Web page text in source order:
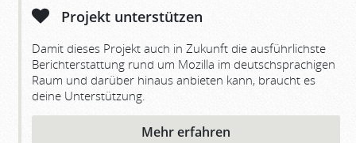
Projekt unterstützen
Damit dieses Projekt auch in Zukunft die ausführlichste
Berichterstattung rund um Mozilla im deutschsprachigen
Raum und darüber hinaus anbieten kann, braucht es
deine Unterstützung.
Mehr erfahren